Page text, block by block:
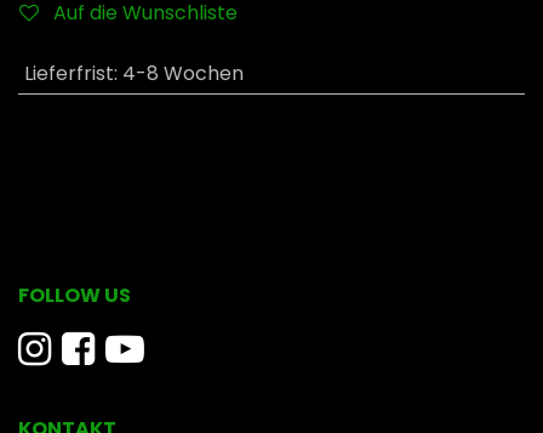
Auf die Wunschliste
Lieferfrist: 4-8 Wochen
FOLLOW US